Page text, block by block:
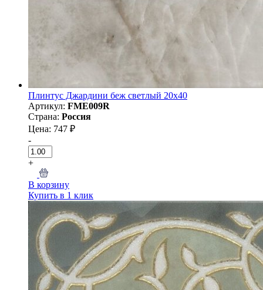
Плинтус Джардини беж светлый 20x40
Артикул: FME009R
Страна: Россия
Цена: 747 ₽
-
+
В корзину
Купить в 1 клик